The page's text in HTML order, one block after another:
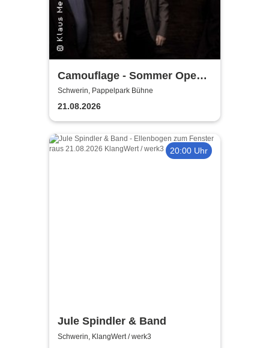
Camouflage - Sommer Open
Air 2026
Schwerin, Pappelpark Bühne
21.08.2026
20:00 Uhr
Jule Spindler & Band
Schwerin, KlangWert / werk3